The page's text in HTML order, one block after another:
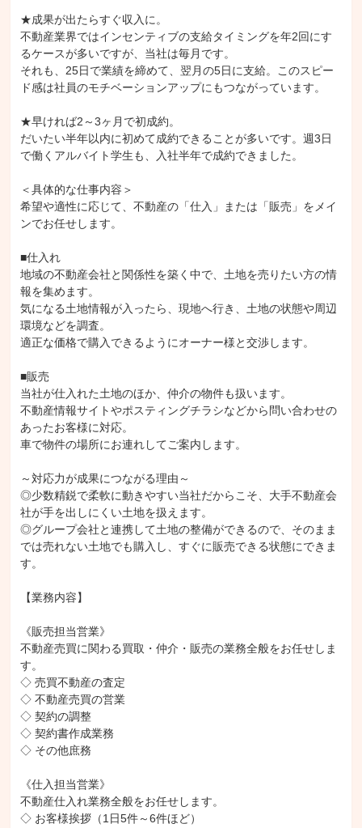
★成果が出たらすぐ収入に。
不動産業界ではインセンティブの支給タイミングを年2回にす
るケースが多いですが、当社は毎月です。
それも、25日で業績を締めて、翌月の5日に支給。このスピー
ド感は社員のモチベーションアップにもつながっています。
★早ければ2～3ヶ月で初成約。
だいたい半年以内に初めて成約できることが多いです。週3日
で働くアルバイト学生も、入社半年で成約できました。
＜具体的な仕事内容＞
希望や適性に応じて、不動産の「仕入」または「販売」をメイ
ンでお任せします。
■仕入れ
地域の不動産会社と関係性を築く中で、土地を売りたい方の情
報を集めます。
気になる土地情報が入ったら、現地へ行き、土地の状態や周辺
環境などを調査。
適正な価格で購入できるようにオーナー様と交渉します。
■販売
当社が仕入れた土地のほか、仲介の物件も扱います。
不動産情報サイトやポスティングチラシなどから問い合わせの
あったお客様に対応。
車で物件の場所にお連れしてご案内します。
～対応力が成果につながる理由～
◎少数精鋭で柔軟に動きやすい当社だからこそ、大手不動産会
社が手を出しにくい土地を扱えます。
◎グループ会社と連携して土地の整備ができるので、そのまま
では売れない土地でも購入し、すぐに販売できる状態にできま
す。
【業務内容】
《販売担当営業》
不動産売買に関わる買取・仲介・販売の業務全般をお任せしま
す。
◇ 売買不動産の査定
◇ 不動産売買の営業
◇ 契約の調整
◇ 契約書作成業務
◇ その他庶務
《仕入担当営業》
不動産仕入れ業務全般をお任せします。
◇ お客様挨拶（1日5件～6件ほど）